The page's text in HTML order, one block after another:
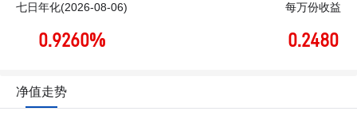
七日年化(2026-08-06)
0.9260%
每万份收益
0.2480
净值走势